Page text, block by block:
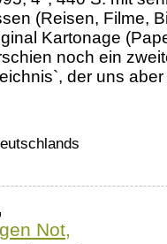
(Reisen, Filme,
Kartonage
noch ein
der uns
Not,